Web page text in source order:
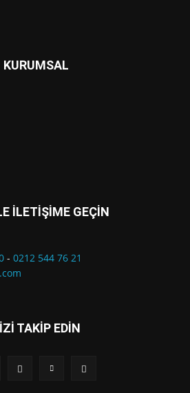
KURUMSAL
İLETİŞİME GEÇİN
- 0212 544 76 21
TAKİP EDİN